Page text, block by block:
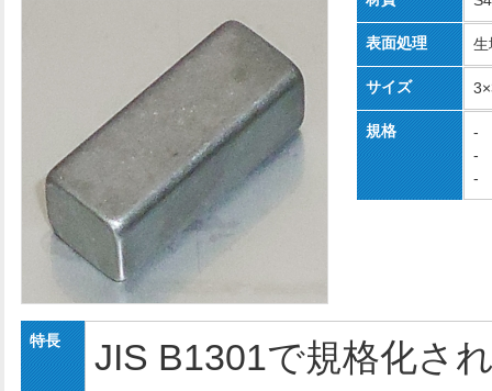
表面処理 生
サイズ
規格
-
-
-
特長
JIS B1301で規格化さ